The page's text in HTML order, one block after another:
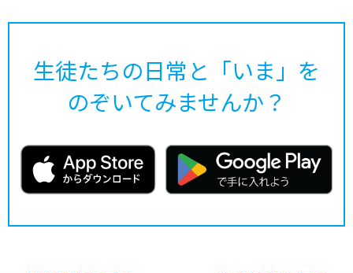
生徒たちの日常と「いま」を
のぞいてみませんか？